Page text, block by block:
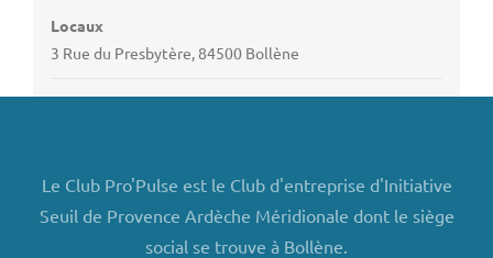
Locaux
3 Rue du Presbytère, 84500 Bollène
Le Club Pro'Pulse est le Club d'entreprise d'Initiative
Seuil de Provence Ardèche Méridionale dont le siège
social se trouve à Bollène.